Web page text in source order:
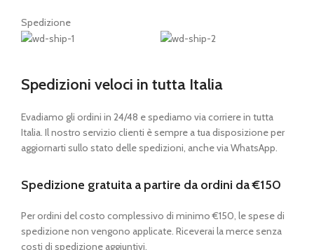
Spedizione
Spedizioni veloci in tutta Italia
Evadiamo gli ordini in 24/48 e spediamo via corriere in tutta
Italia. Il nostro servizio clienti è sempre a tua disposizione per
aggiornarti sullo stato delle spedizioni, anche via WhatsApp.
Spedizione gratuita a partire da ordini da €150
Per ordini del costo complessivo di minimo €150, le spese di
spedizione non vengono applicate. Riceverai la merce senza
costi di spedizione aggiuntivi.